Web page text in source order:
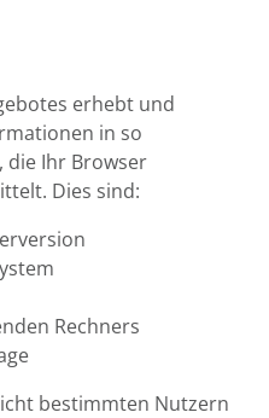
erhebt und
in so
die Ihr Browser
Dies sind:
Rechners
bestimmten Nutzern